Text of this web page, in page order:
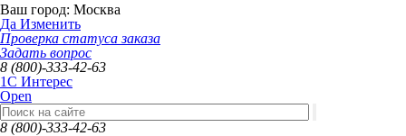
Ваш город: Москва
Да Изменить
Проверка статуса заказа
Задать вопрос
8 (800)-333-42-63
1C Интерес
Open
8 (800)-333-42-63